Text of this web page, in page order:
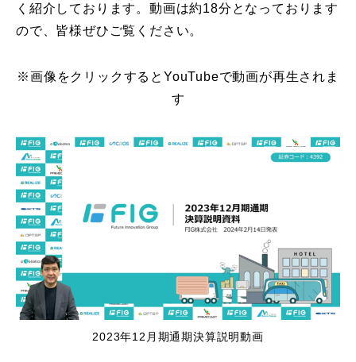
く紹介しております。動画は約18分となっております
ので、皆様ぜひご覧ください。
※画像をクリックするとYouTubeで動画が再生されま
す
2023年12月期通期決算説明動画